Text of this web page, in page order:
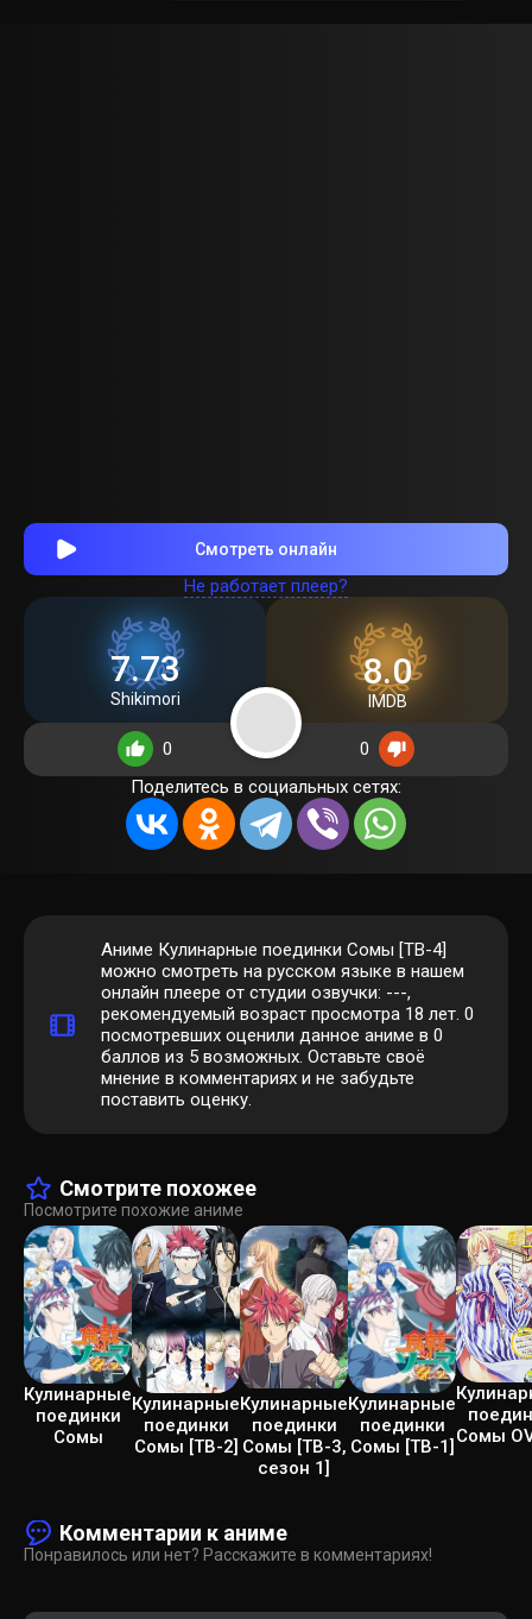
Смотреть онлайн
Не работает плеер?
7.73
Shikimori
8.0
IMDB
0
0
Поделитесь в социальных сетях:
Аниме Кулинарные поединки Сомы [ТВ-4]
можно смотреть на русском языке в нашем
онлайн плеере от студии озвучки: ---,
рекомендуемый возраст просмотра 18 лет. 0
посмотревших оценили данное аниме в 0
баллов из 5 возможных. Оставьте своё
мнение в комментариях и не забудьте
поставить оценку.
Смотрите похожее
Посмотрите похожие аниме
Кулинарные
поединки
Сомы
Кулинарные
поединки
Сомы [ТВ-2]
Кулинарные
поединки
Сомы [ТВ-3,
сезон 1]
Кулинарные
поединки
Сомы [ТВ-1] Сомы
Комментарии к аниме
Понравилось или нет? Расскажите в комментариях!